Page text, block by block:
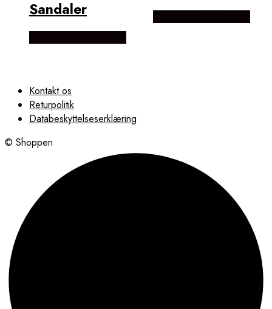
Sandaler
Kontakt os
Returpolitik
Databeskyttelseserklæring
© Shoppen